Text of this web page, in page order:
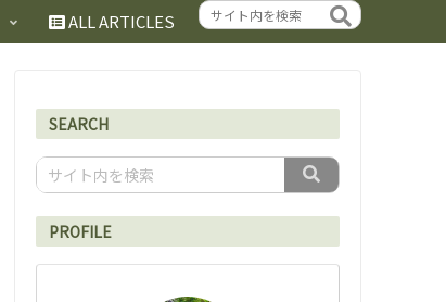
ALL ARTICLES
SEARCH
PROFILE